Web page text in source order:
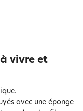
vivre et
avec une éponge